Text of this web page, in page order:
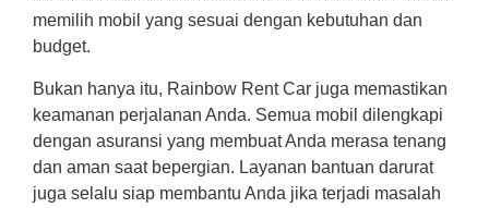
memilih mobil yang sesuai dengan kebutuhan dan
budget.
Bukan hanya itu, Rainbow Rent Car juga memastikan
keamanan perjalanan Anda. Semua mobil dilengkapi
dengan asuransi yang membuat Anda merasa tenang
dan aman saat bepergian. Layanan bantuan darurat
juga selalu siap membantu Anda jika terjadi masalah